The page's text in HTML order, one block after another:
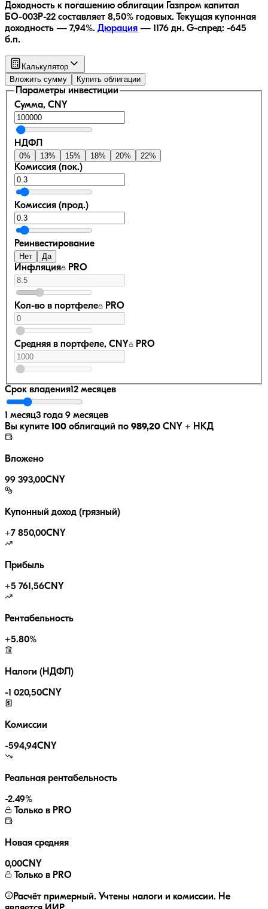
Доходность к погашению облигации Газпром капитал
БО-003Р-22 составляет 8,50% годовых. Текущая купонная
доходность — 7,94%. Дюрация — 1176 дн. G-спред: -645
б.п.
Калькулятор
Вложить сумму
Купить облигации
Параметры инвестиции
Сумма, CNY
НДФЛ
0% 13% 15% 18% 20% 22%
Комиссия (пок.)
Комиссия (прод.)
Реинвестирование
Нет Да
Инфляция PRO
Кол-во в портфеле PRO
Средняя в портфеле, CNY PRO
Срок владения12 месяцев
1 месяц3 года 9 месяцев
Вы купите 100 облигаций по 989,20 CNY + НКД
Вложено
99 393,00CNY
Купонный доход (грязный)
+7 850,00CNY
Прибыль
+5 761,56CNY
Рентабельность
+5.80%
Налоги (НДФЛ)
-1 020,50CNY
Комиссии
-594,94CNY
Реальная рентабельность
-2.49%
Только в PRO
Новая средняя
0,00CNY
Только в PRO
Расчёт примерный. Учтены налоги и комиссии. Не